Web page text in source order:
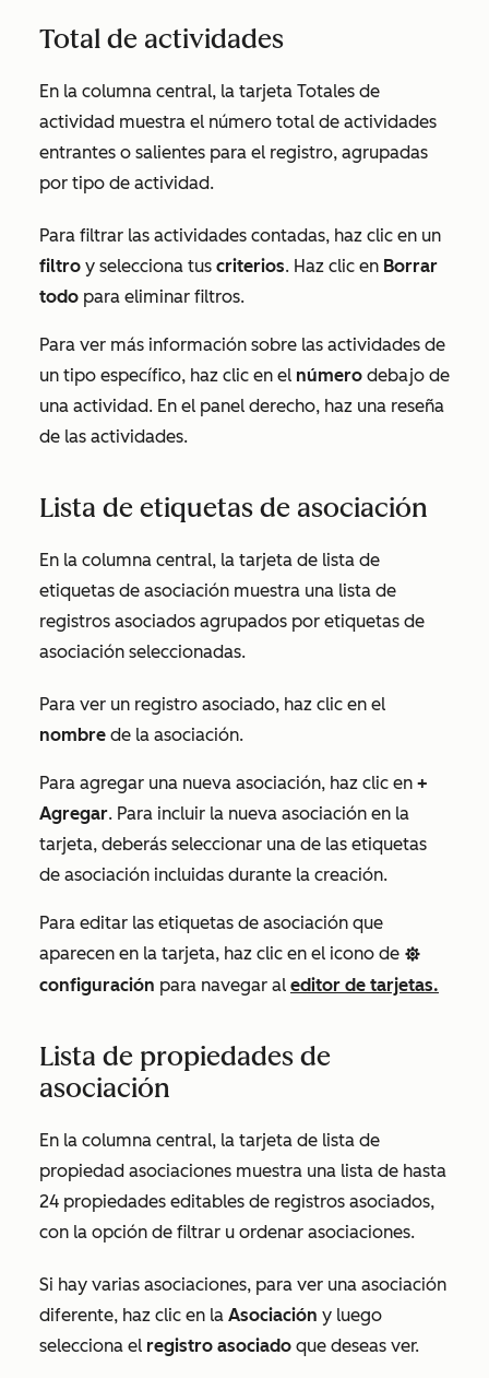
Total de actividades
En la columna central, la tarjeta Totales de
actividad muestra el número total de actividades
entrantes o salientes para el registro, agrupadas
por tipo de actividad.
Para filtrar las actividades contadas, haz clic en un
filtro y selecciona tus criterios. Haz clic en Borrar
todo para eliminar filtros.
Para ver más información sobre las actividades de
un tipo específico, haz clic en el número debajo de
una actividad. En el panel derecho, haz una reseña
de las actividades.
Lista de etiquetas de asociación
En la columna central, la tarjeta de lista de
etiquetas de asociación muestra una lista de
registros asociados agrupados por etiquetas de
asociación seleccionadas.
Para ver un registro asociado, haz clic en el
nombre de la asociación.
Para agregar una nueva asociación, haz clic en +
Agregar. Para incluir la nueva asociación en la
tarjeta, deberás seleccionar una de las etiquetas
de asociación incluidas durante la creación.
Para editar las etiquetas de asociación que
aparecen en la tarjeta, haz clic en el icono de settings
configuración para navegar al editor de tarjetas.
Lista de propiedades de
asociación
En la columna central, la tarjeta de lista de
propiedad asociaciones muestra una lista de hasta
24 propiedades editables de registros asociados,
con la opción de filtrar u ordenar asociaciones.
Si hay varias asociaciones, para ver una asociación
diferente, haz clic en la Asociación y luego
selecciona el registro asociado que deseas ver.